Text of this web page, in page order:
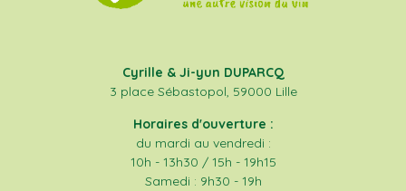
Cyrille & Ji-yun DUPARCQ
3 place Sébastopol, 59000 Lille
Horaires d'ouverture :
du mardi au vendredi :
10h - 13h30 / 15h - 19h15
Samedi : 9h30 - 19h